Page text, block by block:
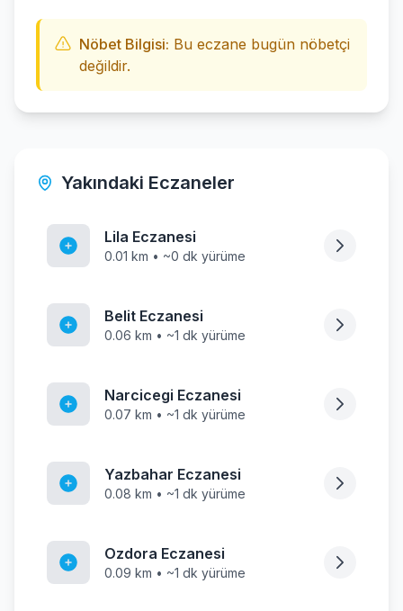
Nöbet Bilgisi: Bu eczane bugün nöbetçi
değildir.
Yakındaki Eczaneler
Lila Eczanesi
0.01 km • ~0 dk yürüme
Belit Eczanesi
0.06 km • ~1 dk yürüme
Narcicegi Eczanesi
0.07 km • ~1 dk yürüme
Yazbahar Eczanesi
0.08 km • ~1 dk yürüme
Ozdora Eczanesi
0.09 km • ~1 dk yürüme